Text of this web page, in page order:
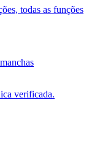
todas as funções
verificada.